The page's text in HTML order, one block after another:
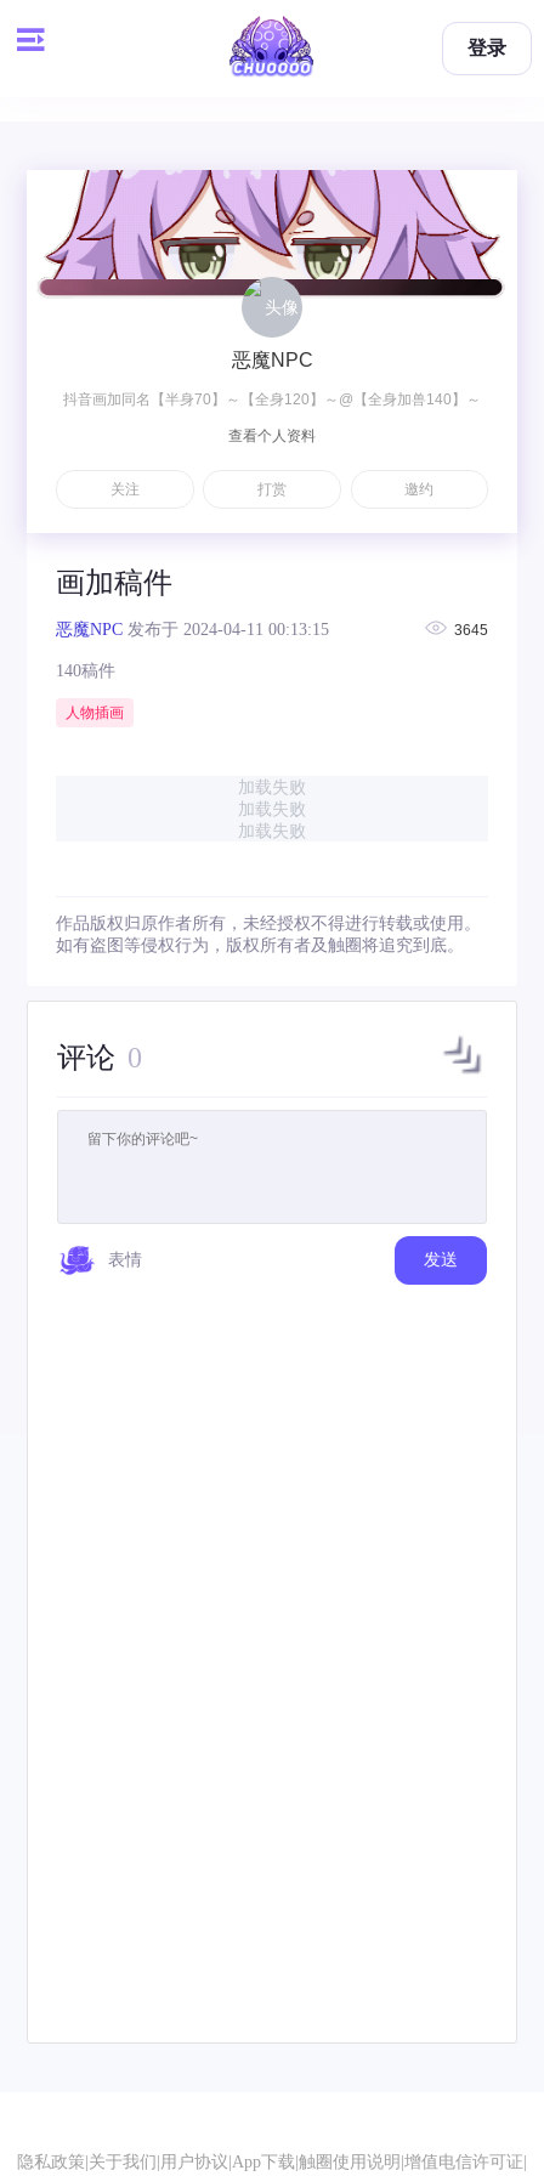
登录
画加稿件
恶魔NPC 发布于 2024-04-11 00:13:15 3645
140稿件
人物插画
加载失败
加载失败
加载失败
作品版权归原作者所有，未经授权不得进行转载或使用。
如有盗图等侵权行为，版权所有者及触圈将追究到底。
评论 0
表情 发送
恶魔NPC
抖音画加同名【半身70】～【全身120】～@【全身加兽140】～
【双人梦图200】～【双人OC230】
查看个人资料
关注 打赏 邀约
隐私政策 关于我们 用户协议 App下载 触圈使用说明 增值电信许可证